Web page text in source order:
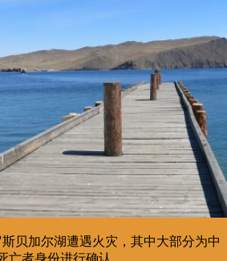
贝加尔湖遭遇火灾，其中大部分为中
亡者身份进行确认。